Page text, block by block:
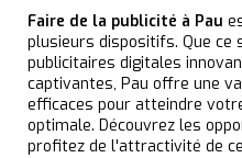
Faire de la publicité à Pau
plusieurs dispositifs. Que ce
publicitaires digitales
captivantes, Pau offre une
efficaces pour atteindre
optimale. Découvrez les
profitez de l'attractivité de